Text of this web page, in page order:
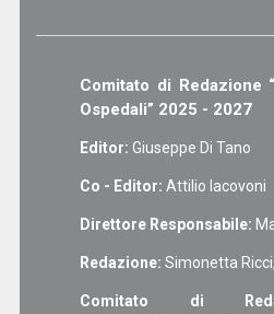
Comitato di Redazione
Ospedali” 2025 - 2027
Editor: Giuseppe Di Tano
Co - Editor: Attilio Iacovoni
Direttore Responsabile:
Redazione: Simonetta
Comitato di